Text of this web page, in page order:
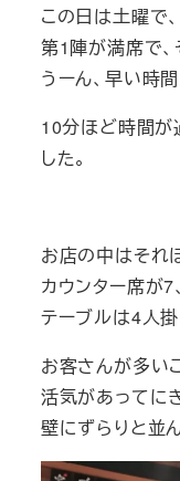
この日は土曜で
第1陣が満席で
うーん、早い時
10分ほど時間が
した。
お店の中はそれ
カウンター席が7
テーブルは4人掛
お客さんが多い
活気があってに
壁にずらりと並